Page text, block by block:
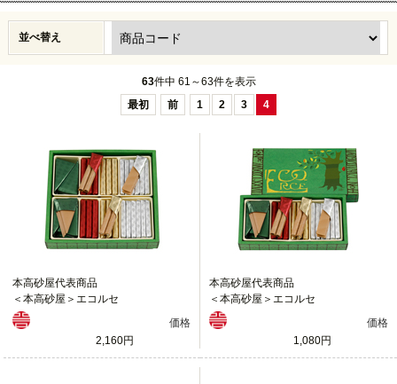
並べ替え
63件中 61～63件を表示
最初
前 1 2 3 4
本高砂屋代表商品
＜本高砂屋＞エコルセ
価格
2,160円
本高砂屋代表商品
＜本高砂屋＞エコルセ
価格
1,080円